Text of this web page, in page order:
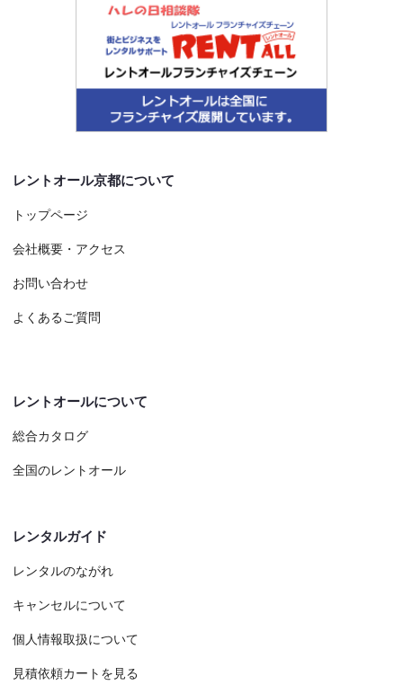
レントオール京都について
トップページ
会社概要・アクセス
お問い合わせ
よくあるご質問
レントオールについて
総合カタログ
全国のレントオール
レンタルガイド
レンタルのながれ
キャンセルについて
個人情報取扱について
見積依頼カートを見る